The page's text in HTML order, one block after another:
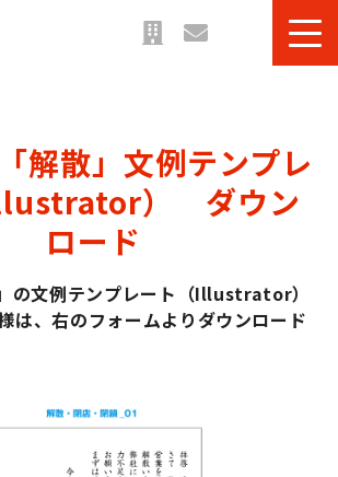
法人のお客様へ
ご利用事例
お役立ち情報＆ブログ
解散」文例テンプレ
）　ダウン
ロード
の文例テンプレート（Illustrator）
は、右のフォームよりダウンロード